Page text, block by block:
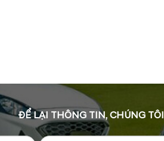
ĐỂ LẠI THÔNG TIN, CHÚNG